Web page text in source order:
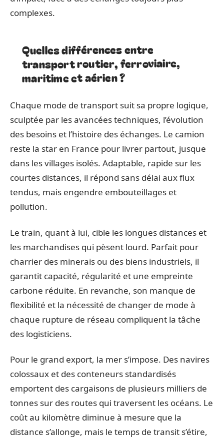
complexes.
Quelles différences entre
transport routier, ferroviaire,
maritime et aérien ?
Chaque mode de transport suit sa propre logique,
sculptée par les avancées techniques, l’évolution
des besoins et l’histoire des échanges. Le camion
reste la star en France pour livrer partout, jusque
dans les villages isolés. Adaptable, rapide sur les
courtes distances, il répond sans délai aux flux
tendus, mais engendre embouteillages et
pollution.
Le train, quant à lui, cible les longues distances et
les marchandises qui pèsent lourd. Parfait pour
charrier des minerais ou des biens industriels, il
garantit capacité, régularité et une empreinte
carbone réduite. En revanche, son manque de
flexibilité et la nécessité de changer de mode à
chaque rupture de réseau compliquent la tâche
des logisticiens.
Pour le grand export, la mer s’impose. Des navires
colossaux et des conteneurs standardisés
emportent des cargaisons de plusieurs milliers de
tonnes sur des routes qui traversent les océans. Le
coût au kilomètre diminue à mesure que la
distance s’allonge, mais le temps de transit s’étire,